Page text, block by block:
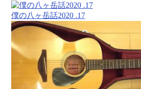
僕の八ヶ岳話2020 .17